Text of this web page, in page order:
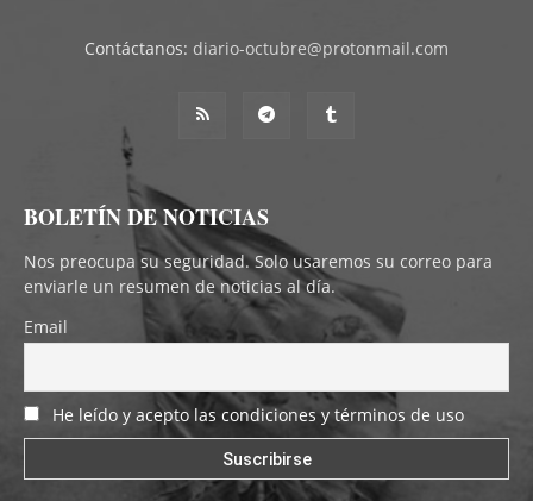
Contáctanos: diario-octubre@protonmail.com
BOLETÍN DE NOTICIAS
Nos preocupa su seguridad. Solo usaremos su correo para
enviarle un resumen de noticias al día.
Email
He leído y acepto las condiciones y términos de uso